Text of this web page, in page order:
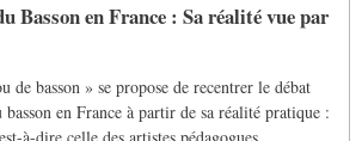
Basson en France : Sa réalité vue par
de basson » se propose de recentrer le débat
en France à partir de sa réalité pratique :